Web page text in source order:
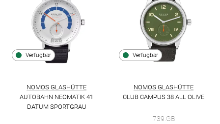
Verfügbar
NOMOS GLASHÜTTE
AUTOBAHN NEOMATIK 41
DATUM SPORTGRAU
NOMOS Glashütte Autobahn neomatik 41 Datum sportgrau,
Verfügbar
NOMOS GLASHÜTTE
CLUB CAMPUS 38 ALL OLIVE
739.GB